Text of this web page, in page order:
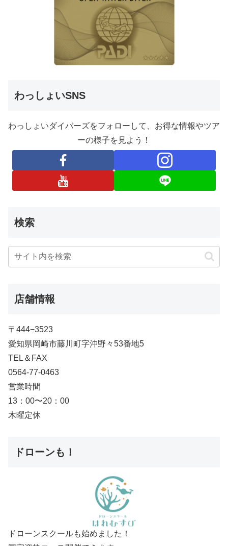
わっしょいSNS
わっしょいダイバーズをフォローして、お得な情報やツア
ーの様子を見よう！
検索
店舗情報
〒444−3523
愛知県岡崎市藤川町字沖野々53番地5
TEL＆FAX
0564-77-0463
営業時間
13：00〜20：00
木曜定休
ドローンも！
ドローンスクールも始めました！